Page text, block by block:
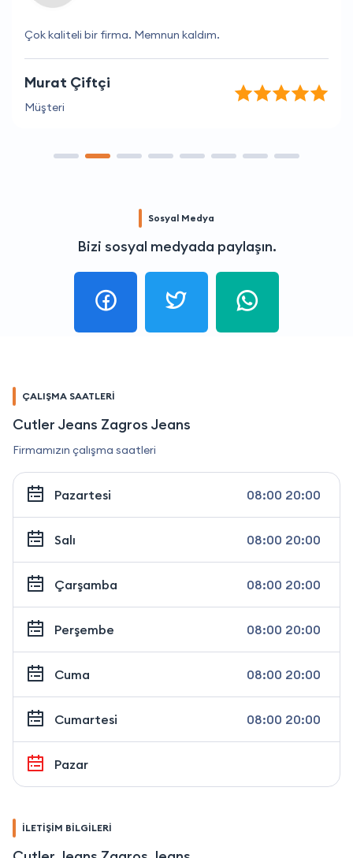
Çok kaliteli bir firma. Memnun kaldım.
Murat Çiftçi
Müşteri
Sosyal Medya
Bizi sosyal medyada paylaşın.
ÇALIŞMA SAATLERİ
Cutler Jeans Zagros Jeans
Firmamızın çalışma saatleri
Pazartesi 08:00 20:00
Salı 08:00 20:00
Çarşamba 08:00 20:00
Perşembe 08:00 20:00
Cuma 08:00 20:00
Cumartesi 08:00 20:00
Pazar
İLETİŞİM BİLGİLERİ